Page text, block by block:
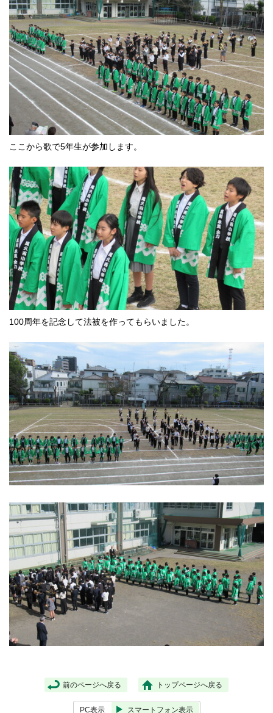
ここから歌で5年生が参加します。
100周年を記念して法被を作ってもらいました。
前のページへ戻る トップページへ戻る
PC表示 スマートフォン表示